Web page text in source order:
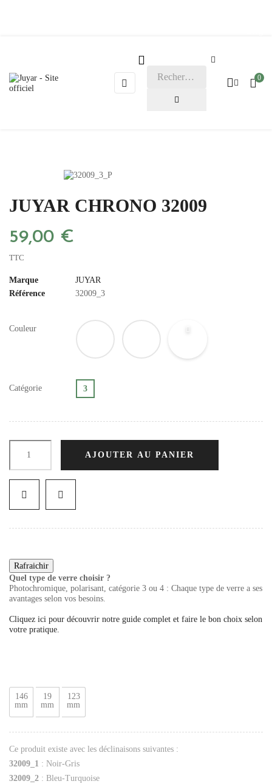
Basculer
la
☰

0
JUYAR CHRONO 32009
59,00 €
TTC
Marque
JUYAR
Référence
32009_3
Couleur
Catégorie 3
AJOUTER AU PANIER
Quel type de verre choisir ?
Photochromique, polarisant, catégorie 3 ou 4 : Chaque type de verre a ses
avantages selon vos besoins.
Cliquez ici pour découvrir notre guide complet et faire le bon choix selon
votre pratique.
146
mm
19
mm
123
mm
Ce produit existe avec les déclinaisons suivantes :
32009_1 : Noir-Gris
32009_2 : Bleu-Turquoise